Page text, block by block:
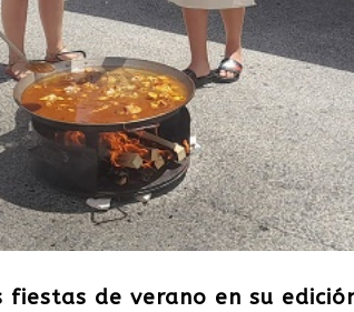
de verano en su